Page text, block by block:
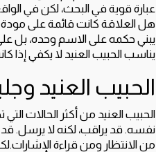
عبارة قوية في البحث، لكن في
هل العلاقة كانت قائمة على
يبني حكمه على الاسم وحده، بل
يناسب الحبيب العنيد لا يكفي
الحبيب العنيد
الحبيب العنيد من أكثر الحالات
نفسه. قد يراقب، لكنه لا يرسل. قد
من الانتظار ومن قراءة